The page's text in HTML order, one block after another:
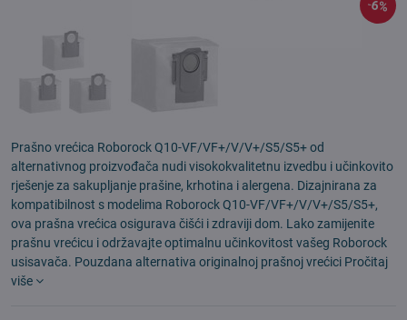
6%
Prašno vrećica Roborock Q10-VF/VF+/V/V+/S5/S5+ od
alternativnog proizvođača nudi visokokvalitetnu izvedbu i učinkovito
rješenje za sakupljanje prašine, krhotina i alergena. Dizajnirana za
kompatibilnost s modelima Roborock Q10-VF/VF+/V/V+/S5/S5+,
ova prašna vrećica osigurava čišći i zdraviji dom. Lako zamijenite
prašnu vrećicu i održavajte optimalnu učinkovitost vašeg Roborock
usisavača. Pouzdana alternativa originalnoj prašnoj vrećici Pročitaj
više